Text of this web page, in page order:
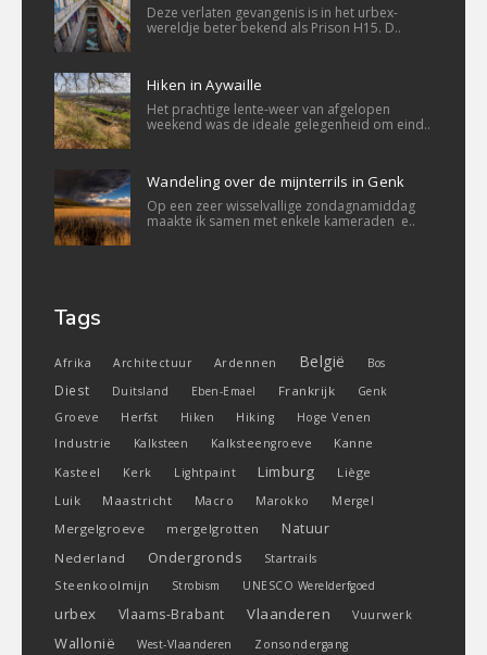
Deze verlaten gevangenis is in het urbex-
wereldje beter bekend als Prison H15. D..
Hiken in Aywaille
Het prachtige lente-weer van afgelopen
weekend was de ideale gelegenheid om eind..
Wandeling over de mijnterrils in Genk
Op een zeer wisselvallige zondagnamiddag
maakte ik samen met enkele kameraden e..
Tags
Afrika Architectuur Ardennen België Bos
Diest Duitsland Eben-Emael Frankrijk
Genk
Groeve
Herfst Hiken Hiking Hoge Venen
Industrie Kalksteen Kalksteengroeve
Kanne
Kasteel
Kerk Lightpaint Limburg
Liège
Luik
Maastricht Macro Marokko Mergel
Mergelgroeve mergelgrotten Natuur
Nederland Ondergronds Startrails
Steenkoolmijn Strobism UNESCO Werelderfgoed
urbex Vlaams-Brabant Vlaanderen Vuurwerk
Wallonië West-Vlaanderen Zonsondergang